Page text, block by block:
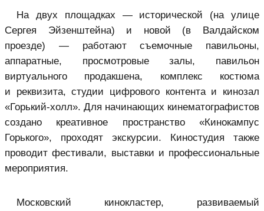
На двух площадках — исторической (на улице
Сергея Эйзенштейна) и новой (в Валдайском
проезде) — работают съемочные павильоны,
аппаратные, просмотровые залы, павильон
виртуального продакшена, комплекс костюма
и реквизита, студии цифрового контента и кинозал
«Горький-холл». Для начинающих кинематографистов
создано креативное пространство «Кинокампус
Горького», проходят экскурсии. Киностудия также
проводит фестивали, выставки и профессиональные
мероприятия.
Московский кинокластер, развиваемый